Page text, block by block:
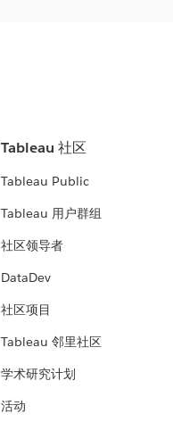
Tableau 社区
Tableau Public
Tableau 用户群组
社区领导者
DataDev
社区项目
Tableau 邻里社区
学术研究计划
活动